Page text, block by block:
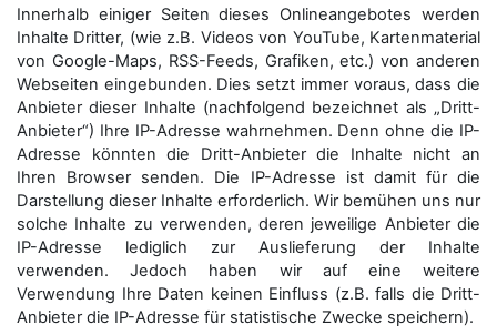
Innerhalb einiger Seiten dieses Onlineangebotes werden
Inhalte Dritter, (wie z.B. Videos von YouTube, Kartenmaterial
von Google-Maps, RSS-Feeds, Grafiken, etc.) von anderen
Webseiten eingebunden. Dies setzt immer voraus, dass die
Anbieter dieser Inhalte (nachfolgend bezeichnet als „Dritt-
Anbieter“) Ihre IP-Adresse wahrnehmen. Denn ohne die IP-
Adresse könnten die Dritt-Anbieter die Inhalte nicht an
Ihren Browser senden. Die IP-Adresse ist damit für die
Darstellung dieser Inhalte erforderlich. Wir bemühen uns nur
solche Inhalte zu verwenden, deren jeweilige Anbieter die
IP-Adresse lediglich zur Auslieferung der Inhalte
verwenden. Jedoch haben wir auf eine weitere
Verwendung Ihre Daten keinen Einfluss (z.B. falls die Dritt-
Anbieter die IP-Adresse für statistische Zwecke speichern).